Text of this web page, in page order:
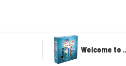
Welcome to